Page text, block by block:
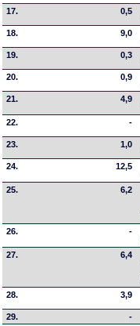
17. 0,5
18. 9,0
19. 0,3
20. 0,9
21. 4,9
22. -
23. 1,0
24. 12,5
25. 6,2
26.
-
27. 6,4
28. 3,9
29. -